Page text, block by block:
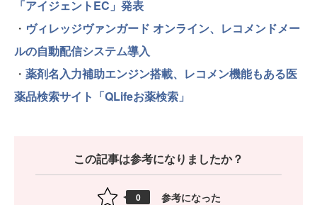
「アイジェントEC」発表
・ ヴィレッジヴァンガード オンライン、レコメンドメー
ルの自動配信システム導入
・ 薬剤名入力補助エンジン搭載、レコメン機能もある医
薬品検索サイト「QLifeお薬検索」
この記事は参考になりましたか？
0 参考になった